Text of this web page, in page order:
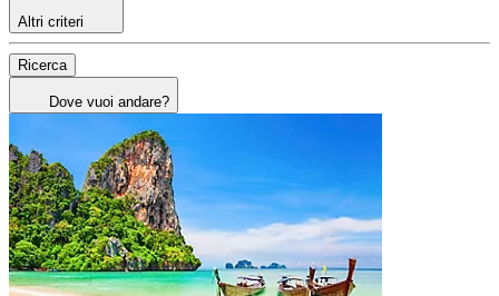
Altri criteri
Ricerca
Dove vuoi andare?